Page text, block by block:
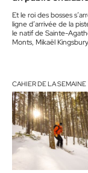
Et le roi des bosses
ligne d’arrivée de la
le natif de Sainte-
Monts, Mikaël
CAHIER DE LA SEMAINE